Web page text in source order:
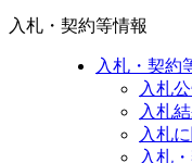
入札・契約等情報
入札・契約
入札
入札
入札
入札